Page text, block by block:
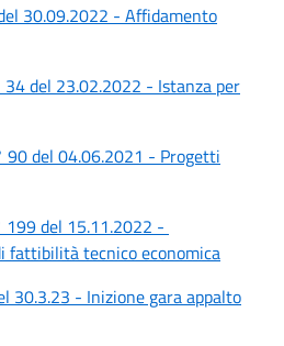
30.09.2022 - Affidamento
del 23.02.2022 - Istanza per
90 del 04.06.2021 - Progetti
199 del 15.11.2022 -
fattibilità tecnico economica
30.3.23 - Inizione gara appalto